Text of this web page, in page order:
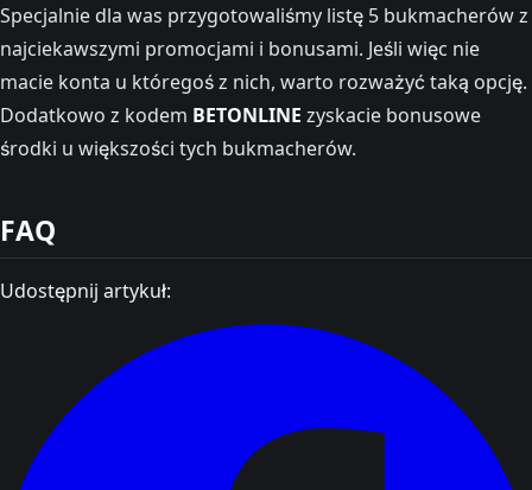
Specjalnie dla was przygotowaliśmy listę 5 bukmacherów z
najciekawszymi promocjami i bonusami. Jeśli więc nie
macie konta u któregoś z nich, warto rozważyć taką opcję.
Dodatkowo z kodem BETONLINE zyskacie bonusowe
środki u większości tych bukmacherów.
FAQ
Udostępnij artykuł: